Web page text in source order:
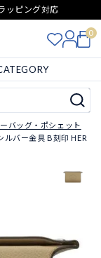
ッピング対応
0
バッグ・ポシェット
ルバー金具 B刻印 HER